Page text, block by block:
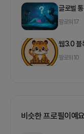
글로벌
팔로워 17
웹3.0 블
팔로워 10
비슷한 프로필이예요